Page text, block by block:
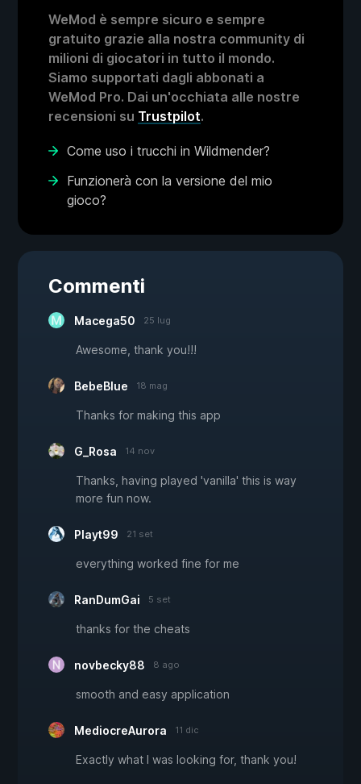
WeMod è sempre sicuro e sempre
gratuito grazie alla nostra community di
milioni di giocatori in tutto il mondo.
Siamo supportati dagli abbonati a
WeMod Pro. Dai un'occhiata alle nostre
recensioni su Trustpilot.
Come uso i trucchi in Wildmender?
Funzionerà con la versione del mio
gioco?
Commenti
Macega50 25 lug
Awesome, thank you!!!
BebeBlue 18 mag
Thanks for making this app
G_Rosa 14 nov
Thanks, having played 'vanilla' this is way
more fun now.
Playt99 21 set
everything worked fine for me
RanDumGai 5 set
thanks for the cheats
novbecky88 8 ago
smooth and easy application
MediocreAurora 11 dic
Exactly what I was looking for, thank you!